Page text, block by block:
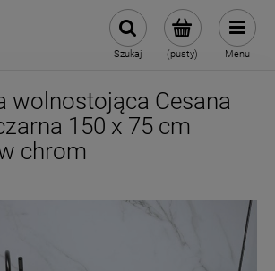
(pusty)
Szukaj Menu
wolnostojąca Cesana
150 x 75 cm
chrom